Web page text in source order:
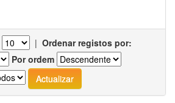
| Ordenar registos por:
Por ordem